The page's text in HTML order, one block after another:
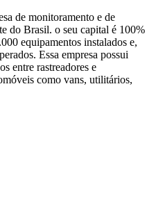
de monitoramento e de
do Brasil. o seu capital é 100%
equipamentos instalados e,
Essa empresa possui
entre rastreadores e
como vans, utilitários,